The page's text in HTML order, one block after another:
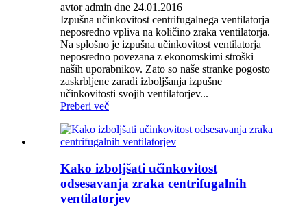
avtor admin dne 24.01.2016
Izpušna učinkovitost centrifugalnega ventilatorja
neposredno vpliva na količino zraka ventilatorja.
Na splošno je izpušna učinkovitost ventilatorja
neposredno povezana z ekonomskimi stroški
naših uporabnikov. Zato so naše stranke pogosto
zaskrbljene zaradi izboljšanja izpušne
učinkovitosti svojih ventilatorjev...
Preberi več
Kako izboljšati učinkovitost
odsesavanja zraka centrifugalnih
ventilatorjev